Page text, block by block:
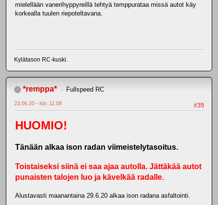
mielellään vanerihyppyreillä tehtyä temppurataa missä autot käy
korkealla tuulen riepoteltavana.
Kylätason RC-kuski.
*remppa* Fullspeed RC
#39
23.06.20 - klo: 11.08
HUOMIO!
Tänään alkaa ison radan viimeistelytasoitus.
Toistaiseksi siinä ei saa ajaa autolla. Jättäkää autot
punaisten talojen luo ja kävelkää radalle.
Alustavasti maanantaina 29.6.20 alkaa ison radana asfaltointi.